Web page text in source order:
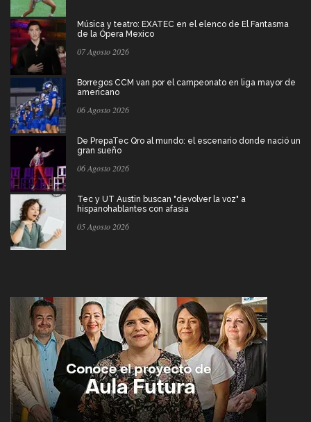
Música y teatro: EXATEC en el elenco de El Fantasma
de la Ópera Mexico
07 Agosto 2026
Borregos CCM van por el campeonato en liga mayor de
americano
06 Agosto 2026
De PrepaTec Qro al mundo: el escenario donde nació un
gran sueño
06 Agosto 2026
Tec y UT Austin buscan "devolver la voz" a
hispanohablantes con afasia
05 Agosto 2026